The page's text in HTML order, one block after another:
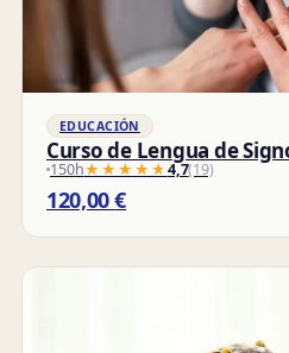
EDUCACIÓN
Curso de Lengua de
150h★★★★★
★★★★★4,7(19)
120,00€